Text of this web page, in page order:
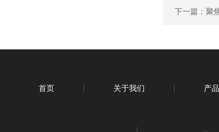
下一篇： 聚
首页 关于我们 产